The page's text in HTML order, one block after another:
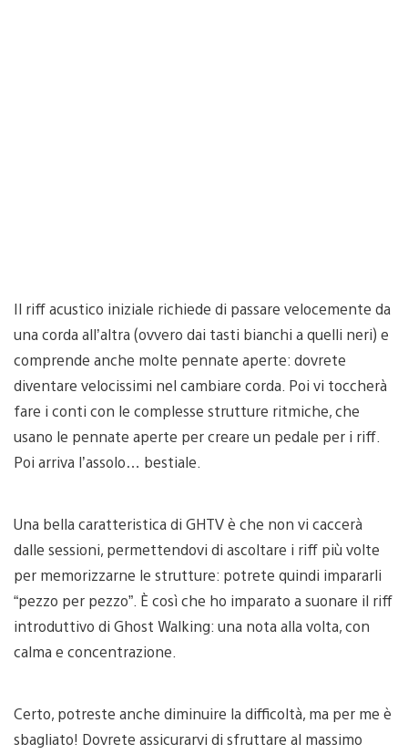
Il riff acustico iniziale richiede di passare velocemente da
una corda all’altra (ovvero dai tasti bianchi a quelli neri) e
comprende anche molte pennate aperte: dovrete
diventare velocissimi nel cambiare corda. Poi vi toccherà
fare i conti con le complesse strutture ritmiche, che
usano le pennate aperte per creare un pedale per i riff.
Poi arriva l’assolo… bestiale.
Una bella caratteristica di GHTV è che non vi caccerà
dalle sessioni, permettendovi di ascoltare i riff più volte
per memorizzarne le strutture: potrete quindi impararli
“pezzo per pezzo”. È così che ho imparato a suonare il riff
introduttivo di Ghost Walking: una nota alla volta, con
calma e concentrazione.
Certo, potreste anche diminuire la difficoltà, ma per me è
sbagliato! Dovrete assicurarvi di sfruttare al massimo